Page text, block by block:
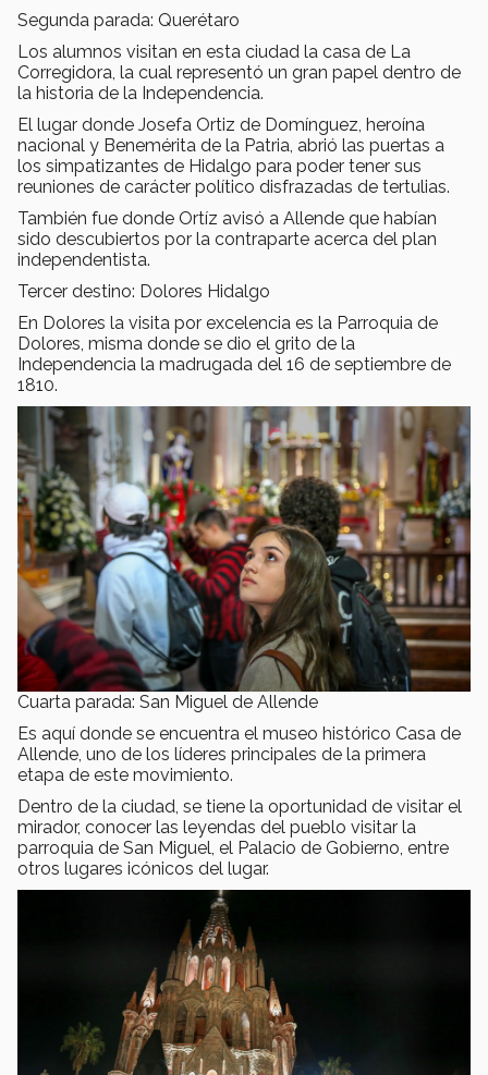
Segunda parada: Querétaro
Los alumnos visitan en esta ciudad la casa de La
Corregidora, la cual representó un gran papel dentro de
la historia de la Independencia.
El lugar donde Josefa Ortiz de Domínguez, heroína
nacional y Benemérita de la Patria, abrió las puertas a
los simpatizantes de Hidalgo para poder tener sus
reuniones de carácter político disfrazadas de tertulias.
También fue donde Ortíz avisó a Allende que habían
sido descubiertos por la contraparte acerca del plan
independentista.
Tercer destino: Dolores Hidalgo
En Dolores la visita por excelencia es la Parroquia de
Dolores, misma donde se dio el grito de la
Independencia la madrugada del 16 de septiembre de
1810.
Cuarta parada: San Miguel de Allende
Es aquí donde se encuentra el museo histórico Casa de
Allende, uno de los líderes principales de la primera
etapa de este movimiento.
Dentro de la ciudad, se tiene la oportunidad de visitar el
mirador, conocer las leyendas del pueblo visitar la
parroquia de San Miguel, el Palacio de Gobierno, entre
otros lugares icónicos del lugar.